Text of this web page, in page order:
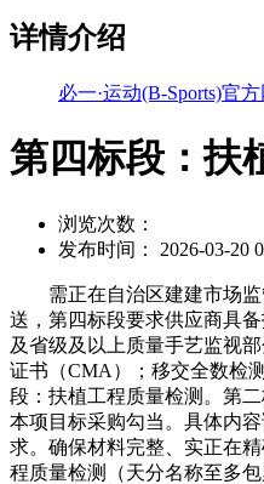
详情介绍
必一·运动(B-Sports)官
第四标段：扶
浏览次数：
发布时间： 2026-03-20
需正在自治区建建市场监
送，第四标段要求供应商具
及省级及以上质量手艺监视
证书（CMA）；移交全数检
段：扶植工程质量检测。第
本项目标采购勾当。具体内
求。确保材料完整、实正在
程质量检测（天分名称至多